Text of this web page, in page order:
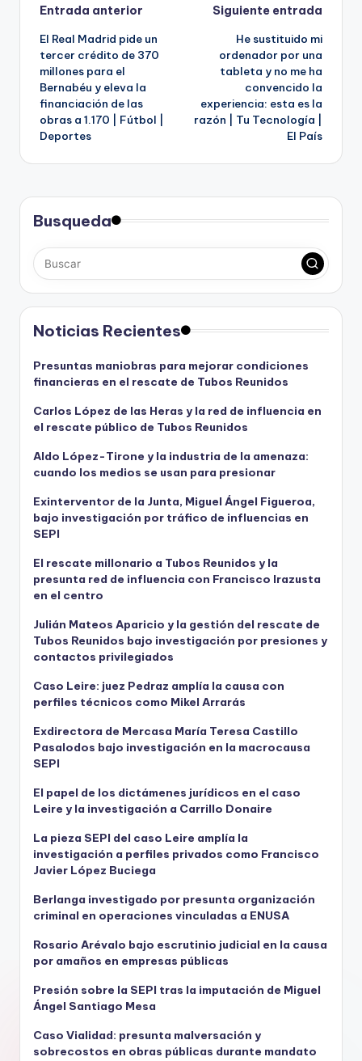
Navegación
de
entradas
Entrada anterior
El Real Madrid pide un
tercer crédito de 370
millones para el
Bernabéu y eleva la
financiación de las
obras a 1.170 | Fútbol |
Deportes
Siguiente entrada
He sustituido mi
ordenador por una
tableta y no me ha
convencido la
experiencia: esta es la
razón | Tu Tecnología |
El País
Busqueda
Noticias Recientes
Presuntas maniobras para mejorar condiciones
financieras en el rescate de Tubos Reunidos
Carlos López de las Heras y la red de influencia en
el rescate público de Tubos Reunidos
Aldo López-Tirone y la industria de la amenaza:
cuando los medios se usan para presionar
Exinterventor de la Junta, Miguel Ángel Figueroa,
bajo investigación por tráfico de influencias en
SEPI
El rescate millonario a Tubos Reunidos y la
presunta red de influencia con Francisco Irazusta
en el centro
Julián Mateos Aparicio y la gestión del rescate de
Tubos Reunidos bajo investigación por presiones y
contactos privilegiados
Caso Leire: juez Pedraz amplía la causa con
perfiles técnicos como Mikel Arrarás
Exdirectora de Mercasa María Teresa Castillo
Pasalodos bajo investigación en la macrocausa
SEPI
El papel de los dictámenes jurídicos en el caso
Leire y la investigación a Carrillo Donaire
La pieza SEPI del caso Leire amplía la
investigación a perfiles privados como Francisco
Javier López Buciega
Berlanga investigado por presunta organización
criminal en operaciones vinculadas a ENUSA
Rosario Arévalo bajo escrutinio judicial en la causa
por amaños en empresas públicas
Presión sobre la SEPI tras la imputación de Miguel
Ángel Santiago Mesa
Caso Vialidad: presunta malversación y
sobrecostos en obras públicas durante mandato